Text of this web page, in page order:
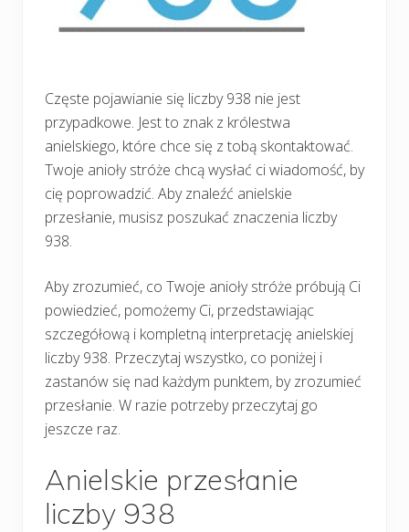
Częste pojawianie się liczby 938 nie jest
przypadkowe. Jest to znak z królestwa
anielskiego, które chce się z tobą skontaktować.
Twoje anioły stróże chcą wysłać ci wiadomość, by
cię poprowadzić. Aby znaleźć anielskie
przesłanie, musisz poszukać znaczenia liczby
938.
Aby zrozumieć, co Twoje anioły stróże próbują Ci
powiedzieć, pomożemy Ci, przedstawiając
szczegółową i kompletną interpretację anielskiej
liczby 938. Przeczytaj wszystko, co poniżej i
zastanów się nad każdym punktem, by zrozumieć
przesłanie. W razie potrzeby przeczytaj go
jeszcze raz.
Anielskie przesłanie
liczby 938